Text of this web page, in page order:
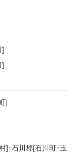
]
]
]
]･石川郡[石川町 ･ 玉